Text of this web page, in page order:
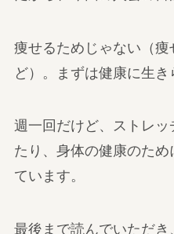
痩せるためじゃない（
ど）。まずは健康に生き
週一回だけど、ストレ
たり、身体の健康のた
ています。
最後まで読んでいただ